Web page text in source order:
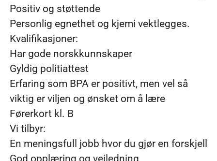
Positiv og støttende
Personlig egnethet og kjemi vektlegges.
Kvalifikasjoner:
Har gode norskkunnskaper
Gyldig politiattest
Erfaring som BPA er positivt, men vel så
viktig er viljen og ønsket om å lære
Førerkort kl. B
Vi tilbyr:
En meningsfull jobb hvor du gjør en forskjell
God opplæring og veiledning